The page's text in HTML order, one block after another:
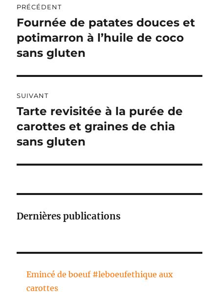
R
A
T
I
V
:
de
l’article
PRÉCÉDENT
Publication
précédente :
Fournée de patates douces et
potimarron à l’huile de coco
sans gluten
SUIVANT
Publication
suivante :
Tarte revisitée à la purée de
carottes et graines de chia
sans gluten
Dernières publications
Emincé de boeuf #leboeufethique aux
carottes